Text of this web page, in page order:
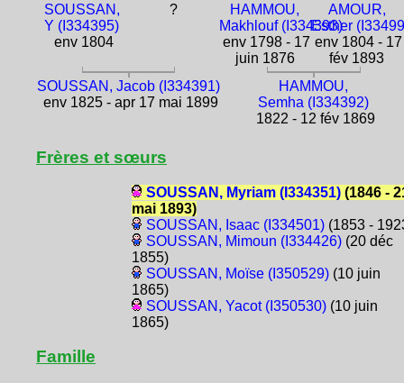
SOUSSAN,
Y (I334395)
env 1804
?
HAMMOU,
Makhlouf (I334393)
env 1798 - 17
juin 1876
AMOUR,
Esther
env 1804 - 17
fév 1893
SOUSSAN, Jacob (I334391)
env 1825 - apr 17 mai 1899
HAMMOU,
Semha (I334392)
1822 - 12 fév 1869
Frères et sœurs
SOUSSAN, Myriam (I334351)(1846 -
mai 1893)
SOUSSAN, Isaac (I334501)(1853 -
SOUSSAN, Mimoun (I334426)(20 déc
1855)
SOUSSAN, Moïse (I350529)(10 juin
1865)
SOUSSAN, Yacot (I350530)(10 juin
1865)
Famille